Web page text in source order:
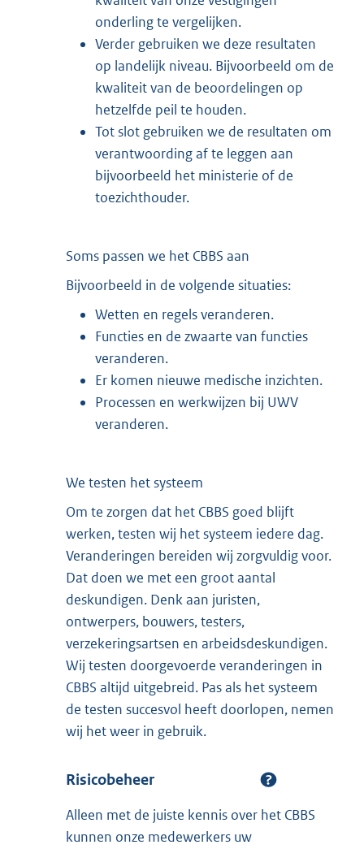
onderling te vergelijken.
Verder gebruiken we deze resultaten
op landelijk niveau. Bijvoorbeeld om de
kwaliteit van de beoordelingen op
hetzelfde peil te houden.
Tot slot gebruiken we de resultaten om
verantwoording af te leggen aan
bijvoorbeeld het ministerie of de
toezichthouder.
Soms passen we het CBBS aan
Bijvoorbeeld in de volgende situaties:
Wetten en regels veranderen.
Functies en de zwaarte van functies
veranderen.
Er komen nieuwe medische inzichten.
Processen en werkwijzen bij UWV
veranderen.
We testen het systeem
Om te zorgen dat het CBBS goed blijft
werken, testen wij het systeem iedere dag.
Veranderingen bereiden wij zorgvuldig voor.
Dat doen we met een groot aantal
deskundigen. Denk aan juristen,
ontwerpers, bouwers, testers,
verzekeringsartsen en arbeidsdeskundigen.
Wij testen doorgevoerde veranderingen in
CBBS altijd uitgebreid. Pas als het systeem
de testen succesvol heeft doorlopen, nemen
wij het weer in gebruik.
Risicobeheer
Alleen met de juiste kennis over het CBBS
kunnen onze medewerkers uw